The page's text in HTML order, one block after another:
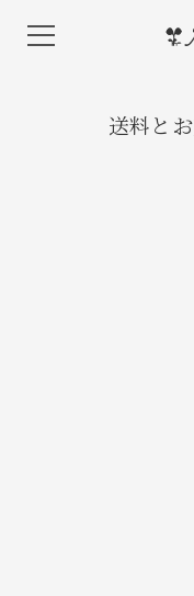
メ
ニ
送料と